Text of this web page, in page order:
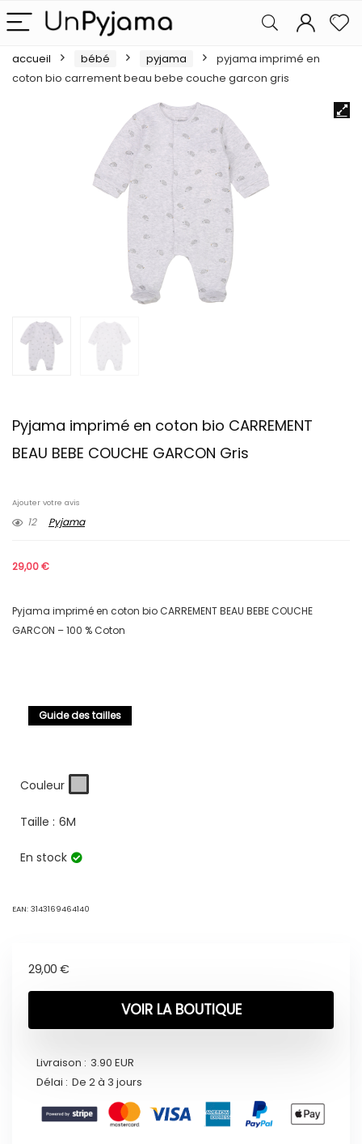
accueil bébé pyjama
pyjama imprimé en
coton bio carrement beau bebe couche garcon gris
Pyjama imprimé en coton bio CARREMENT
BEAU BEBE COUCHE GARCON Gris
Ajouter votre avis
12 Pyjama
29,00€
Pyjama imprimé en coton bio CARREMENT BEAU BEBE COUCHE
GARCON – 100 % Coton
Guide des tailles
Couleur
Taille : 6M
En stock
EAN: 3143169464140
29,00 €
VOIR LA BOUTIQUE
Livraison : 3.90 EUR
Délai : De 2 à 3 jours